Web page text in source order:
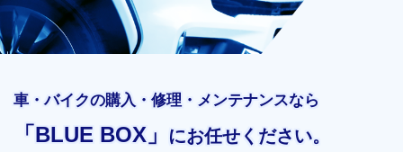
車・バイクの購入・修理・メンテナンスなら
「BLUE BOX」 にお任せください。